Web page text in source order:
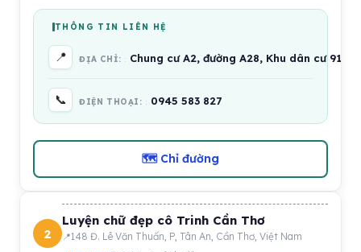
THÔNG TIN LIÊN HỆ
📍 ĐỊA CHỈ: Chung cư A2, đường A28, Khu dân cư 91B,
📞 ĐIỆN THOẠI: 0945 583 827
🗺 Chỉ đường
2
Luyện chữ đẹp cô Trinh Cần Thơ
148 Đ. Lê Văn Thuấn, P, Tân An, Cần Thơ, Việt Nam